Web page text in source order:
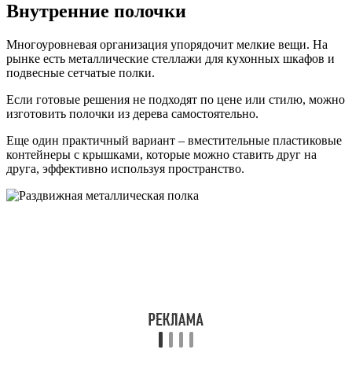
Внутренние полочки
Многоуровневая организация упорядочит мелкие вещи. На
рынке есть металлические стеллажи для кухонных шкафов и
подвесные сетчатые полки.
Если готовые решения не подходят по цене или стилю, можно
изготовить полочки из дерева самостоятельно.
Еще один практичный вариант – вместительные пластиковые
контейнеры с крышками, которые можно ставить друг на
друга, эффективно используя пространство.